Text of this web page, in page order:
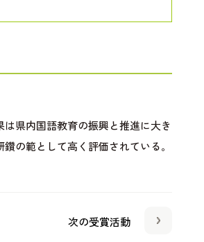
県内国語教育の振興と推進に大き
の範として高く評価されている。
次の受賞活動